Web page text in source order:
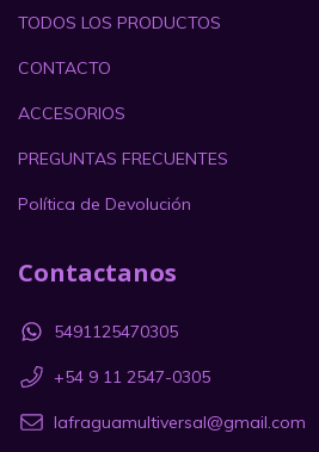
TODOS LOS PRODUCTOS
CONTACTO
ACCESORIOS
PREGUNTAS FRECUENTES
Política de Devolución
Contactanos
5491125470305
+54 9 11 2547-0305
lafraguamultiversal@gmail.com